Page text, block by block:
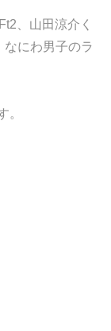
、山田涼介く
にわ男子のラ
。